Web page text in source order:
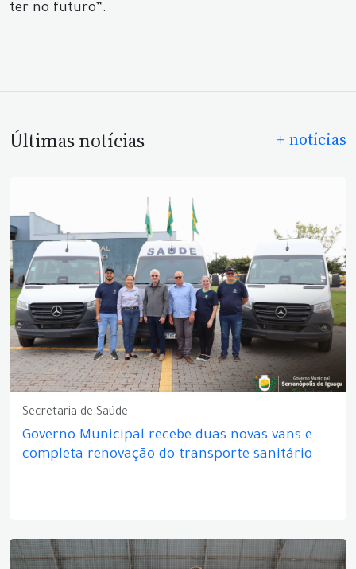
ter no futuro”.
Últimas notícias + notícias
Secretaria de Saúde
Governo Municipal recebe duas novas vans e
completa renovação do transporte sanitário